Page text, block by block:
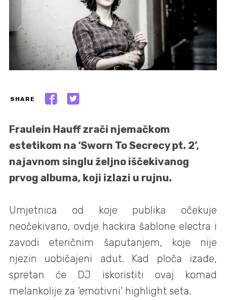
SHARE
Fraulein Hauff zrači njemačkom
estetikom na ‘Sworn To Secrecy pt. 2’,
najavnom singlu željno iščekivanog
prvog albuma, koji izlazi u rujnu.
Umjetnica od koje publika očekuje
neočekivano, ovdje hackira šablone electra i
zavodi eteričnim šaputanjem, koje nije
njezin uobičajeni adut. Kad ploča izađe,
spretan će DJ iskoristiti ovaj komad
melankolije za ’emotivni’ highlight seta.